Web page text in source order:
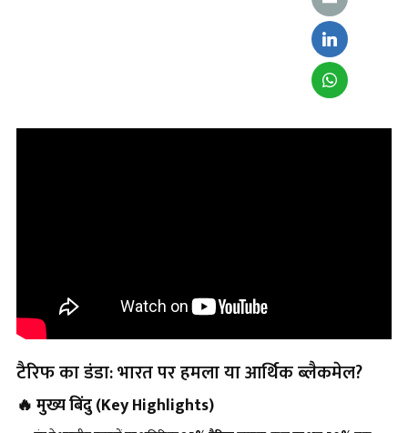
टैरिफ का डंडा: भारत पर हमला या आर्थिक ब्लैकमेल?
🔥 मुख्य बिंदु (Key Highlights)